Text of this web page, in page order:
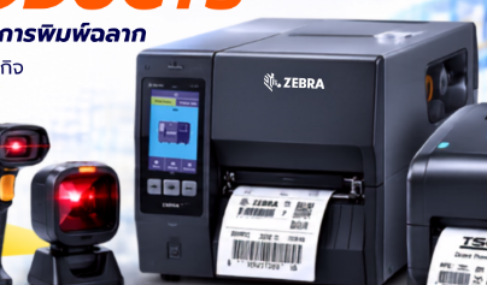
ปัญหาคลังสินค้าที่บอกว่า
ธุรกิจของคุณควรเริ่มใช้
WMS กับ ERP ต่างกัน
อย่างไร? ทำไมหลายธุรกิจ
ต้องใช้ร่วมกัน
ใช้ Excel คุมสต็อก กับใช้
WMS ต่างกันอย่างไร?
แบบไหนเหมาะกับธุรกิจที่